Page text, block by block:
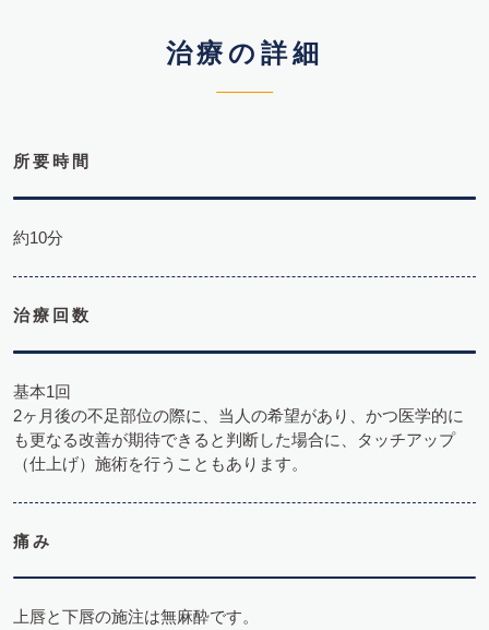
治療の詳細
所要時間
約10分
治療回数
基本1回
2ヶ月後の不足部位の際に、当人の希望があり、かつ医学的に
も更なる改善が期待できると判断した場合に、タッチアップ
（仕上げ）施術を行うこともあります。
痛み
上唇と下唇の施注は無麻酔です。